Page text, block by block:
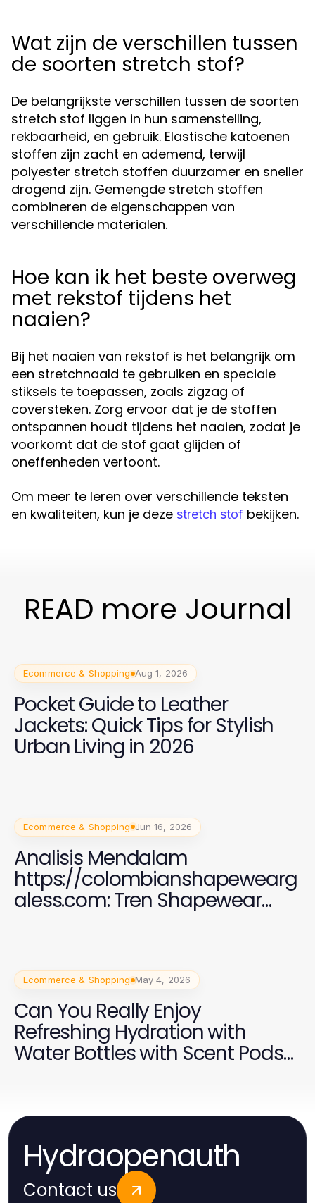
Wat zijn de verschillen tussen
de soorten stretch stof?
De belangrijkste verschillen tussen de soorten
stretch stof liggen in hun samenstelling,
rekbaarheid, en gebruik. Elastische katoenen
stoffen zijn zacht en ademend, terwijl
polyester stretch stoffen duurzamer en sneller
drogend zijn. Gemengde stretch stoffen
combineren de eigenschappen van
verschillende materialen.
Hoe kan ik het beste overweg
met rekstof tijdens het
naaien?
Bij het naaien van rekstof is het belangrijk om
een stretchnaald te gebruiken en speciale
stiksels te toepassen, zoals zigzag of
coversteken. Zorg ervoor dat je de stoffen
ontspannen houdt tijdens het naaien, zodat je
voorkomt dat de stof gaat glijden of
oneffenheden vertoont.
Om meer te leren over verschillende teksten
en kwaliteiten, kun je deze stretch stof bekijken.
READ more Journal
Ecommerce & Shopping Aug 1, 2026
Pocket Guide to Leather
Jackets: Quick Tips for Stylish
Urban Living in 2026
Ecommerce & Shopping Jun 16, 2026
Analisis Mendalam
https://colombianshapewearg
aless.com: Tren Shapewear
Ecommerce & Shopping May 4, 2026
Can You Really Enjoy
Refreshing Hydration with
Water Bottles with Scent Pods
Hydraopenauth
Contact us